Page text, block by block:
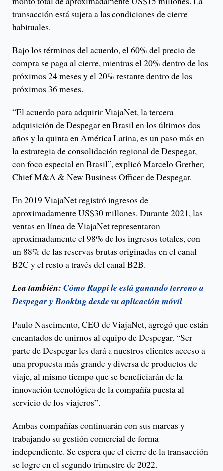
transacción está sujeta a las condiciones de cierre
habituales.
Bajo los términos del acuerdo, el 60% del precio de
compra se paga al cierre, mientras el 20% dentro de los
próximos 24 meses y el 20% restante dentro de los
próximos 36 meses.
“El acuerdo para adquirir ViajaNet, la tercera
adquisición de Despegar en Brasil en los últimos dos
años y la quinta en América Latina, es un paso más en
la estrategia de consolidación regional de Despegar,
con foco especial en Brasil”, explicó Marcelo Grether,
Chief M&A & New Business Officer de Despegar.
En 2019 ViajaNet registró ingresos de
aproximadamente US$30 millones. Durante 2021, las
ventas en línea de ViajaNet representaron
aproximadamente el 98% de los ingresos totales, con
un 88% de las reservas brutas originadas en el canal
B2C y el resto a través del canal B2B.
Lea también: Cómo Rappi le está ganando terreno a
Despegar y Booking desde su aplicación móvil
Paulo Nascimento, CEO de ViajaNet, agregó que están
encantados de unirnos al equipo de Despegar. “Ser
parte de Despegar les dará a nuestros clientes acceso a
una propuesta más grande y diversa de productos de
viaje, al mismo tiempo que se beneficiarán de la
innovación tecnológica de la compañía puesta al
servicio de los viajeros”.
Ambas compañías continuarán con sus marcas y
trabajando su gestión comercial de forma
independiente. Se espera que el cierre de la transacción
se logre en el segundo trimestre de 2022.